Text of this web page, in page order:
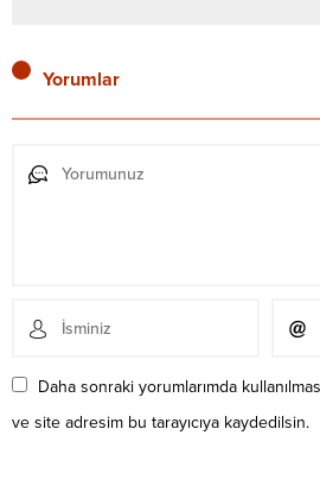
Yorumlar
Daha sonraki yorumlarımda
ve site adresim bu tarayıcıya kaydedilsin.